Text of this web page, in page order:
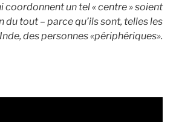
coordonnent un tel « centre » soient
tout – parce qu’ils sont, telles les
des personnes «périphériques».